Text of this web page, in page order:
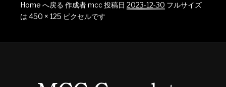
Home へ戻る 作成者mcc投稿日 2023-12-30 フルサイズ
は 450 × 125 ピクセルです